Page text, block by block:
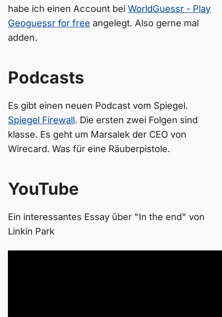
habe ich einen Account bei WorldGuessr - Play
Geoguessr for free angelegt. Also gerne mal
adden.
Podcasts
Es gibt einen neuen Podcast vom Spiegel.
Spiegel Firewall. Die ersten zwei Folgen sind
klasse. Es geht um Marsalek der CEO von
Wirecard. Was für eine Räuberpistole.
YouTube
Ein interessantes Essay über "In the end" von
Linkin Park